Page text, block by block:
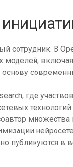
сотрудник. В
включая
основу
где
технологий.
множества
публикуются в